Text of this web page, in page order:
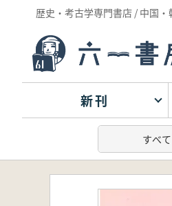
歴史・考古学専門書店 / 中国
新刊